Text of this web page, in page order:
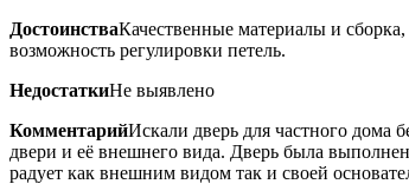
ДостоинстваКачественные материалы и
возможность регулировки петель.
НедостаткиНе выявлено
КомментарийИскали дверь для частного дома
двери и её внешнего вида. Дверь была
радует как внешним видом так и своей